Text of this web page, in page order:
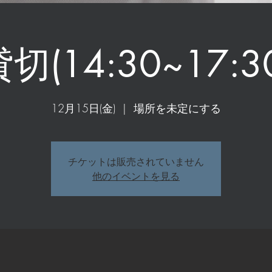
切
12月15日(金)
  |
場所を未定にする
チケットは販売されていません
他のイベントを見る